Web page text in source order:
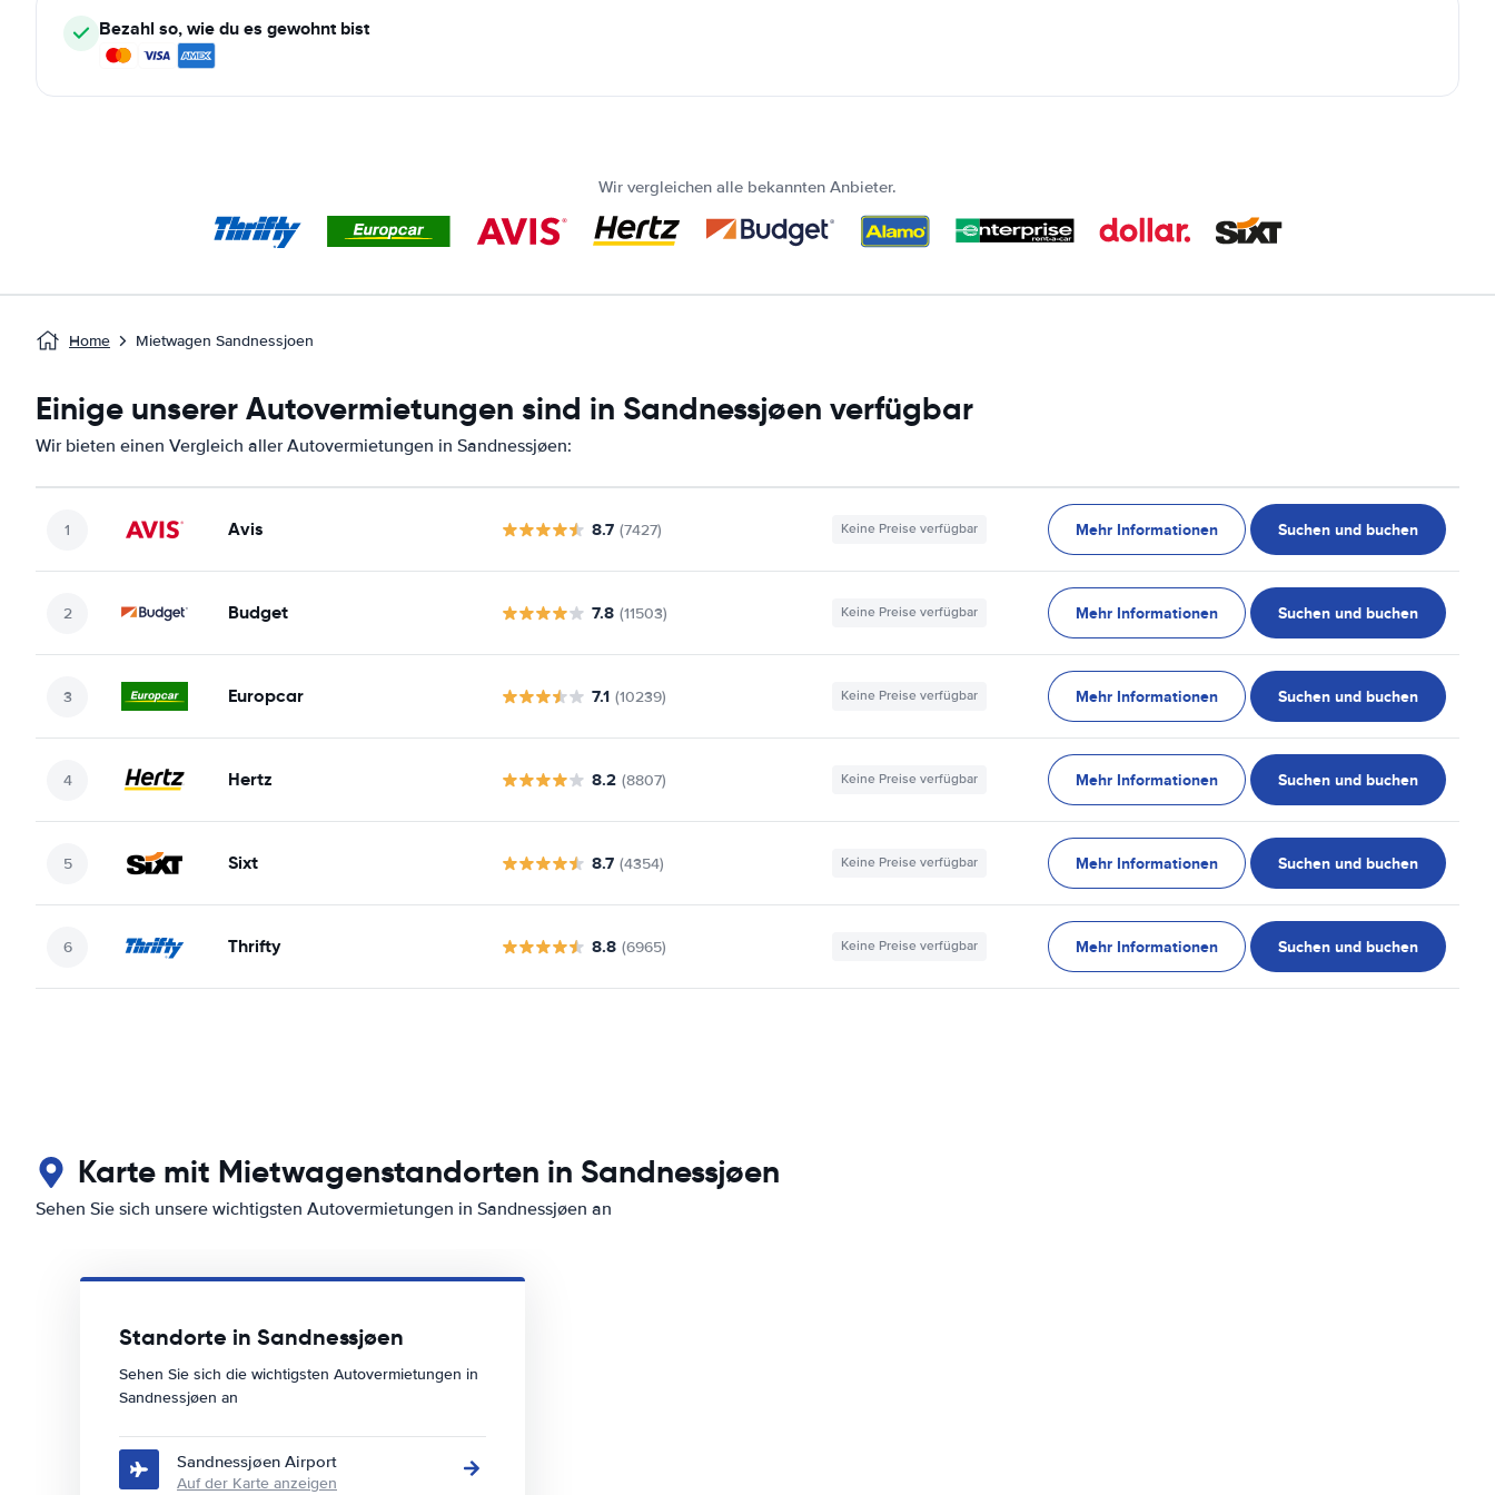
Bezahl so, wie du es gewohnt bist
Wir vergleichen alle bekannten Anbieter.
Home Mietwagen Sandnessjoen
Einige unserer Autovermietungen sind in Sandnessjøen verfügbar
Wir bieten einen Vergleich aller Autovermietungen in Sandnessjøen:
Avis 8.7 (7427) Keine Preise verfügbar Mehr Informationen Suchen und buchen
Budget 7.8 (11503) Keine Preise verfügbar Mehr Informationen Suchen und buchen
Europcar 7.1 (10239) Keine Preise verfügbar Mehr Informationen Suchen und buchen
Hertz 8.2 (8807) Keine Preise verfügbar Mehr Informationen Suchen und buchen
Sixt 8.7 (4354) Keine Preise verfügbar Mehr Informationen Suchen und buchen
Thrifty 8.8 (6965) Keine Preise verfügbar Mehr Informationen Suchen und buchen
Karte mit Mietwagenstandorten in Sandnessjøen
Sehen Sie sich unsere wichtigsten Autovermietungen in Sandnessjøen an
Standorte in Sandnessjøen
Sehen Sie sich die wichtigsten Autovermietungen in
Sandnessjøen an
Sandnessjøen Airport
Auf der Karte anzeigen